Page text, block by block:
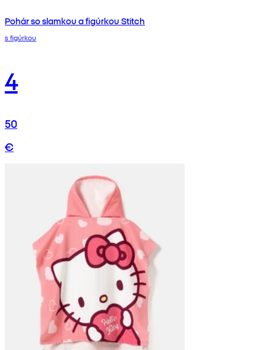
Pohár so slamkou a figúrkou Stitch
s figúrkou
4
50
€